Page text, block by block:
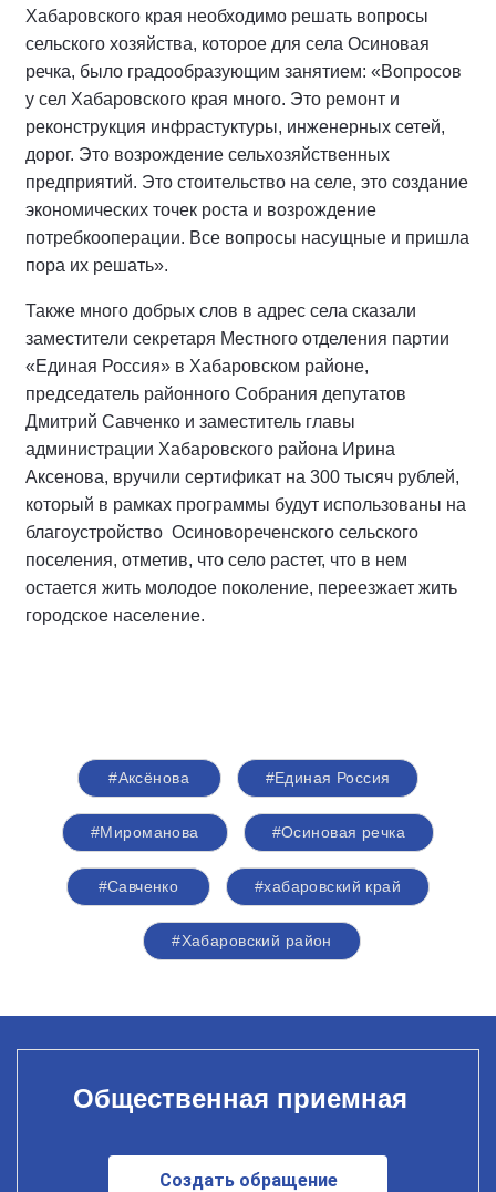
Хабаровского края необходимо решать вопросы
сельского хозяйства, которое для села Осиновая
речка, было градообразующим занятием: «Вопросов
у сел Хабаровского края много. Это ремонт и
реконструкция инфрастуктуры, инженерных сетей,
дорог. Это возрождение сельхозяйственных
предприятий. Это стоительство на селе, это создание
экономических точек роста и возрождение
потребкооперации. Все вопросы насущные и пришла
пора их решать».
Также много добрых слов в адрес села сказали
заместители секретаря Местного отделения партии
«Единая Россия» в Хабаровском районе,
председатель районного Собрания депутатов
Дмитрий Савченко и заместитель главы
администрации Хабаровского района Ирина
Аксенова, вручили сертификат на 300 тысяч рублей,
который в рамках программы будут использованы на
благоустройство Осиновореченского сельского
поселения, отметив, что село растет, что в нем
остается жить молодое поколение, переезжает жить
городское население.
#Аксёнова #Единая Россия
#Мироманова #Осиновая речка
#Савченко #хабаровский край
#Хабаровский район
Общественная приемная
Создать обращение